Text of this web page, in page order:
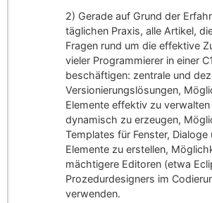
2) Gerade auf Grund der
täglichen Praxis, alle Artikel,
Fragen rund um die effektive
vieler Programmierer in einer
beschäftigen: zentrale und
Versionierungslösungen,
Elemente effektiv zu
dynamisch zu erzeugen,
Templates für Fenster,
Elemente zu erstellen,
mächtigere Editoren (etwa
Prozedurdesigners im
verwenden.